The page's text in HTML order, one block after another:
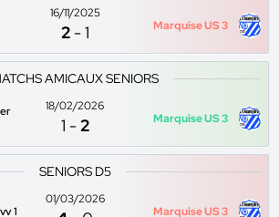
16/11/2025
2 -1 Marquise US 3
AMICAUX SENIORS
18/02/2026
1 -2 Marquise US 3
SENIORS D5
1
01/03/2026
Marquise US 3